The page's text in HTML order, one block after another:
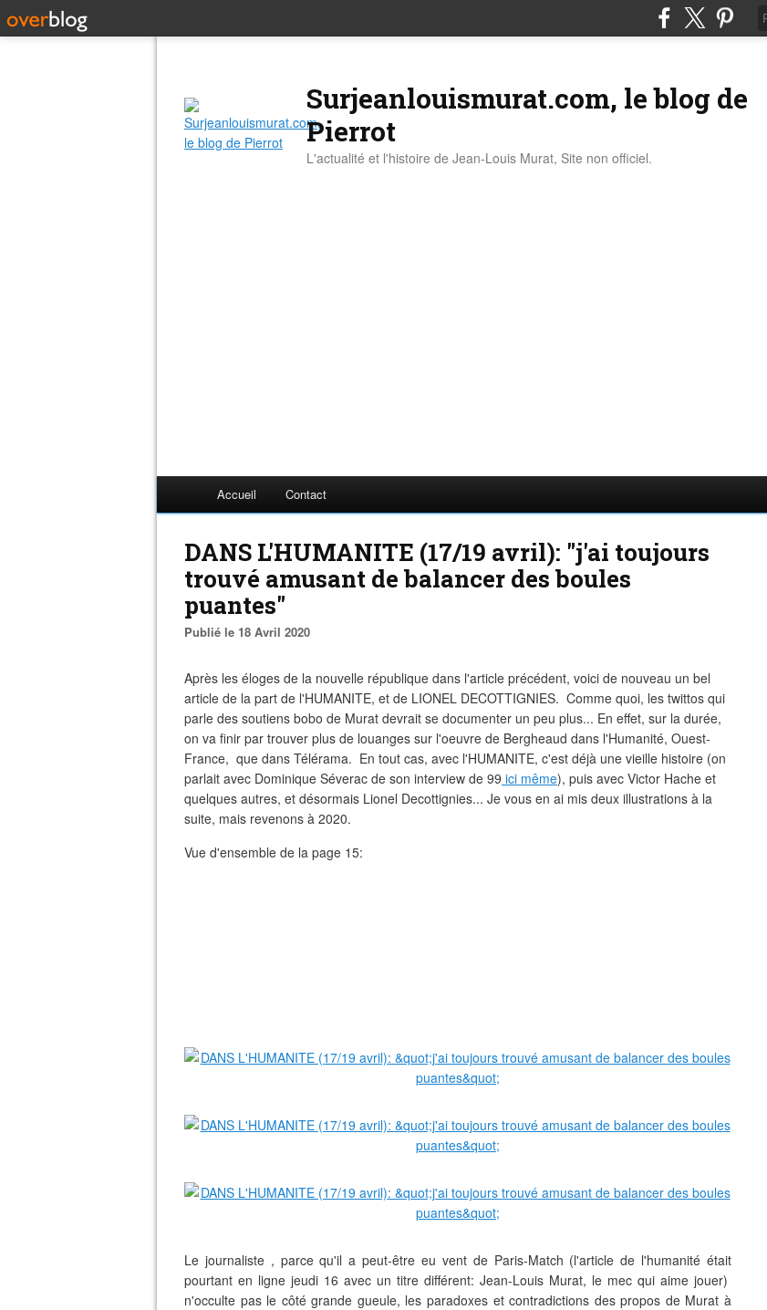
Surjeanlouismurat.com, le blog de
Pierrot
L'actualité et l'histoire de Jean-Louis Murat, Site non officiel.
Accueil Contact
DANS L'HUMANITE (17/19 avril): "j'ai toujours
trouvé amusant de balancer des boules
puantes"
Publié le 18 Avril 2020
Après les éloges de la nouvelle république dans l'article précédent, voici de nouveau un bel
article de la part de l'HUMANITE, et de LIONEL DECOTTIGNIES. Comme quoi, les twittos qui
parle des soutiens bobo de Murat devrait se documenter un peu plus... En effet, sur la durée,
on va finir par trouver plus de louanges sur l'oeuvre de Bergheaud dans l'Humanité, Ouest-
France, que dans Télérama. En tout cas, avec l'HUMANITE, c'est déjà une vieille histoire (on
parlait avec Dominique Séverac de son interview de 99 ici même), puis avec Victor Hache et
quelques autres, et désormais Lionel Decottignies... Je vous en ai mis deux illustrations à la
suite, mais revenons à 2020.
Vue d'ensemble de la page 15:
Le journaliste , parce qu'il a peut-être eu vent de Paris-Match (l'article de l'humanité était
pourtant en ligne jeudi 16 avec un titre différent: Jean-Louis Murat, le mec qui aime jouer)
n'occulte pas le côté grande gueule, les paradoxes et contradictions des propos de Murat à